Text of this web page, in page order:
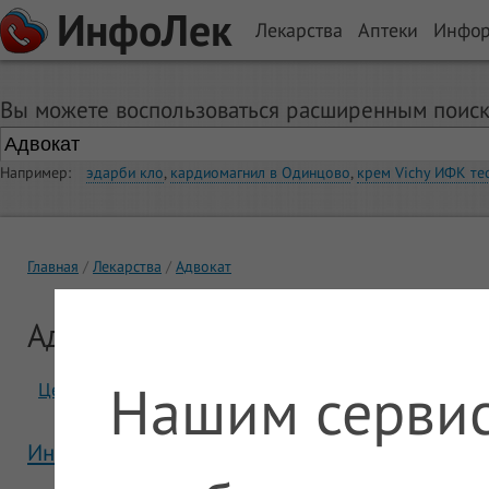
ИнфоЛек Лекарства Аптеки
Вы можете воспользоваться расширенным
Например: эдарби кло, кардиомагнил в Одинцово, крем Vichy ИФК
Главная Лекарства Адвокат
Адвокат
Цены Отзывы
Инструкция Адвокат
Нашим